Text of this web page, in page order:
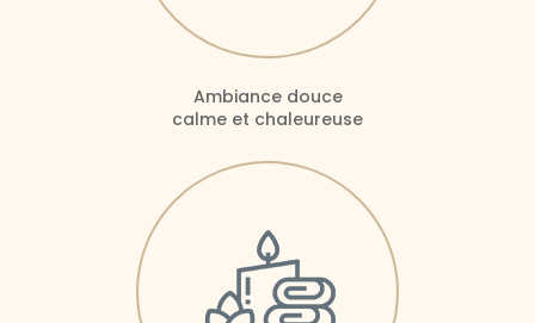
Ambiance douce
calme et chaleureuse